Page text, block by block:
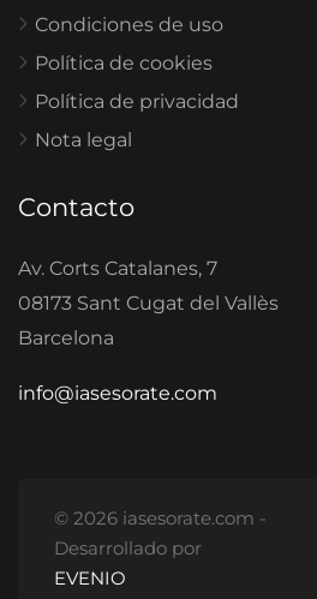
Condiciones de uso
Política de cookies
Política de privacidad
Nota legal
Contacto
Av. Corts Catalanes, 7
08173 Sant Cugat del Vallès
Barcelona
info@iasesorate.com
© 2026 iasesorate.com -
Desarrollado por
EVENIO